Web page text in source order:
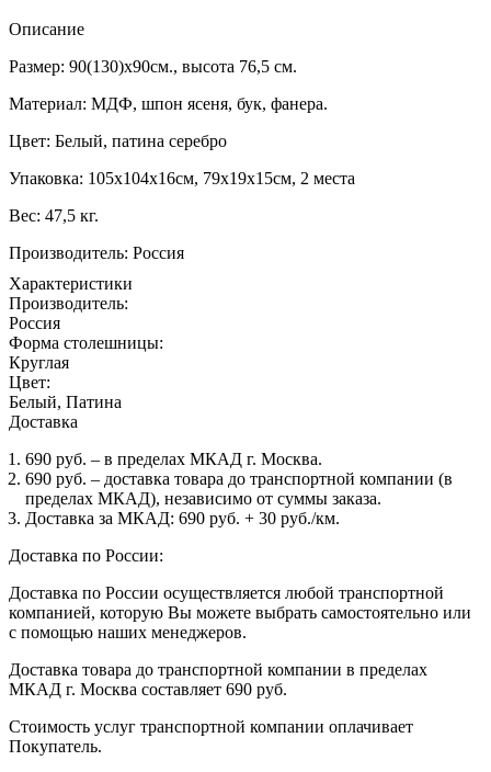
Описание
Размер: 90(130)х90см., высота 76,5 см.
Материал: МДФ, шпон ясеня, бук, фанера.
Цвет: Белый, патина серебро
Упаковка: 105х104х16см, 79х19х15см, 2 места
Вес: 47,5 кг.
Производитель: Россия
Характеристики
Производитель:
Россия
Форма столешницы:
Круглая
Цвет:
Белый, Патина
Доставка
690 руб. – в пределах МКАД г. Москва.
690 руб. – доставка товара до транспортной компании (в
пределах МКАД), независимо от суммы заказа.
Доставка за МКАД: 690 руб. + 30 руб./км.
Доставка по России:
Доставка по России осуществляется любой транспортной
компанией, которую Вы можете выбрать самостоятельно или
с помощью наших менеджеров.
Доставка товара до транспортной компании в пределах
МКАД г. Москва составляет 690 руб.
Стоимость услуг транспортной компании оплачивает
Покупатель.